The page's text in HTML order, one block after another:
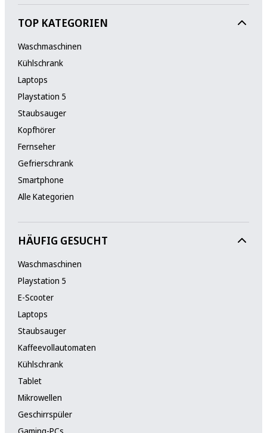
TOP KATEGORIEN
Waschmaschinen
Kühlschrank
Laptops
Playstation 5
Staubsauger
Kopfhörer
Fernseher
Gefrierschrank
Smartphone
Alle Kategorien
HÄUFIG GESUCHT
Waschmaschinen
Playstation 5
E-Scooter
Laptops
Staubsauger
Kaffeevollautomaten
Kühlschrank
Tablet
Mikrowellen
Geschirrspüler